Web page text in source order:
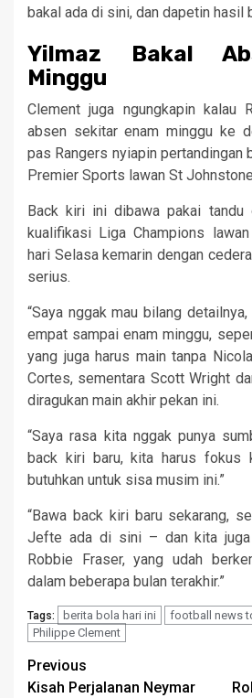
bakal ada di sini, dan dapetin hasil
Yilmaz Bakal
Minggu
Clement juga ngungkapin kalau
absen sekitar enam minggu ke
pas Rangers nyiapin pertandingan
Premier Sports lawan St
Back kiri ini dibawa pakai
kualifikasi Liga Champions
hari Selasa kemarin dengan
serius.
“Saya nggak mau bilang
empat sampai enam minggu,
yang juga harus main tanpa
Cortes, sementara Scott Wright
diragukan main akhir pekan ini.
“Saya rasa kita nggak punya
back kiri baru, kita harus fokus
butuhkan untuk sisa musim ini.”
“Bawa back kiri baru sekarang,
Jefte ada di sini – dan kita juga
Robbie Fraser, yang udah
dalam beberapa bulan terakhir.”
Tags: berita bola hari ini football news
Philippe Clement
Continue
Previous
Kisah Perjalanan Neymar